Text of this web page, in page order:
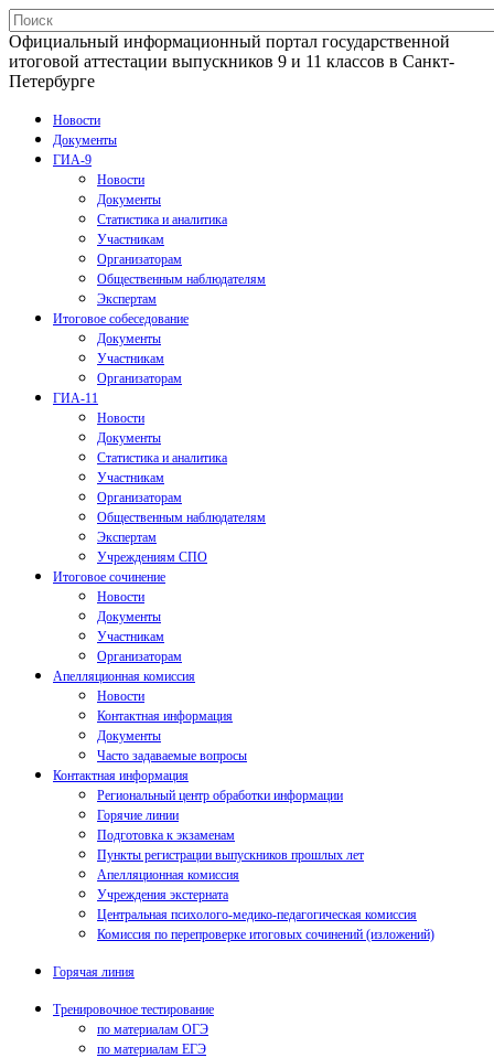
Официальный информационный портал государственной
итоговой аттестации выпускников 9 и 11 классов в Санкт-
Петербурге
Новости
Документы
ГИА-9
Новости
Документы
Статистика и аналитика
Участникам
Организаторам
Общественным наблюдателям
Экспертам
Итоговое собеседование
Документы
Участникам
Организаторам
ГИА-11
Новости
Документы
Статистика и аналитика
Участникам
Организаторам
Общественным наблюдателям
Экспертам
Учреждениям СПО
Итоговое сочинение
Новости
Документы
Участникам
Организаторам
Апелляционная комиссия
Новости
Контактная информация
Документы
Часто задаваемые вопросы
Контактная информация
Региональный центр обработки информации
Горячие линии
Подготовка к экзаменам
Пункты регистрации выпускников прошлых лет
Апелляционная комиссия
Учреждения экстерната
Центральная психолого-медико-педагогическая комиссия
Комиссия по перепроверке итоговых сочинений (изложений)
Горячая линия
Тренировочное тестирование
по материалам ОГЭ
по материалам ЕГЭ